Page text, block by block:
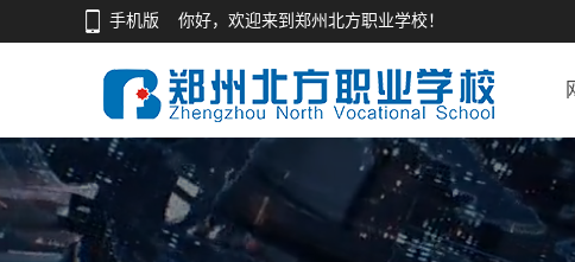
手机版 你好，欢迎来到郑州北方职业学校！